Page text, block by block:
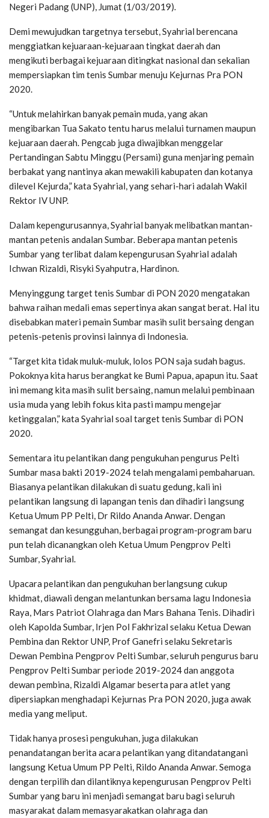
Negeri Padang (UNP), Jumat (1/03/2019).
Demi mewujudkan targetnya tersebut, Syahrial berencana
menggiatkan kejuaraan-kejuaraan tingkat daerah dan
mengikuti berbagai kejuaraan ditingkat nasional dan sekalian
mempersiapkan tim tenis Sumbar menuju Kejurnas Pra PON
2020.
“Untuk melahirkan banyak pemain muda, yang akan
mengibarkan Tua Sakato tentu harus melalui turnamen maupun
kejuaraan daerah. Pengcab juga diwajibkan menggelar
Pertandingan Sabtu Minggu (Persami) guna menjaring pemain
berbakat yang nantinya akan mewakili kabupaten dan kotanya
dilevel Kejurda,” kata Syahrial, yang sehari-hari adalah Wakil
Rektor IV UNP.
Dalam kepengurusannya, Syahrial banyak melibatkan mantan-
mantan petenis andalan Sumbar. Beberapa mantan petenis
Sumbar yang terlibat dalam kepengurusan Syahrial adalah
Ichwan Rizaldi, Risyki Syahputra, Hardinon.
Menyinggung target tenis Sumbar di PON 2020 mengatakan
bahwa raihan medali emas sepertinya akan sangat berat. Hal itu
disebabkan materi pemain Sumbar masih sulit bersaing dengan
petenis-petenis provinsi lainnya di Indonesia.
“Target kita tidak muluk-muluk, lolos PON saja sudah bagus.
Pokoknya kita harus berangkat ke Bumi Papua, apapun itu. Saat
ini memang kita masih sulit bersaing, namun melalui pembinaan
usia muda yang lebih fokus kita pasti mampu mengejar
ketinggalan,” kata Syahrial soal target tenis Sumbar di PON
2020.
Sementara itu pelantikan dang pengukuhan pengurus Pelti
Sumbar masa bakti 2019-2024 telah mengalami pembaharuan.
Biasanya pelantikan dilakukan di suatu gedung, kali ini
pelantikan langsung di lapangan tenis dan dihadiri langsung
Ketua Umum PP Pelti, Dr Rildo Ananda Anwar. Dengan
semangat dan kesungguhan, berbagai program-program baru
pun telah dicanangkan oleh Ketua Umum Pengprov Pelti
Sumbar, Syahrial.
Upacara pelantikan dan pengukuhan berlangsung cukup
khidmat, diawali dengan melantunkan bersama lagu Indonesia
Raya, Mars Patriot Olahraga dan Mars Bahana Tenis. Dihadiri
oleh Kapolda Sumbar, Irjen Pol Fakhrizal selaku Ketua Dewan
Pembina dan Rektor UNP, Prof Ganefri selaku Sekretaris
Dewan Pembina Pengprov Pelti Sumbar, seluruh pengurus baru
Pengprov Pelti Sumbar periode 2019-2024 dan anggota
dewan pembina, Rizaldi Algamar beserta para atlet yang
dipersiapkan menghadapi Kejurnas Pra PON 2020, juga awak
media yang meliput.
Tidak hanya prosesi pengukuhan, juga dilakukan
penandatangan berita acara pelantikan yang ditandatangani
langsung Ketua Umum PP Pelti, Rildo Ananda Anwar. Semoga
dengan terpilih dan dilantiknya kepengurusan Pengprov Pelti
Sumbar yang baru ini menjadi semangat baru bagi seluruh
masyarakat dalam memasyarakatkan olahraga dan